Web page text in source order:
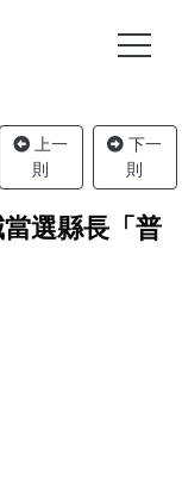
上一
則
下一
則
選縣長「普